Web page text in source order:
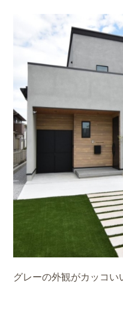
グレーの外観がカッコい